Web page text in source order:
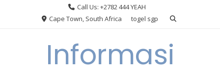
Call Us: +2782 444 YEAH
Cape Town, South Africa
togel sgp
Informasi